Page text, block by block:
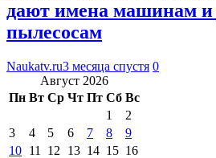
дают имена машинам и
пылесосам
Naukatv.ru3 месяца спустя 0
Август 2026
Пн Вт Ср Чт Пт Сб Вс
1
2
3
4 5 6 7 8
9
10 11 12 13 14 15 16